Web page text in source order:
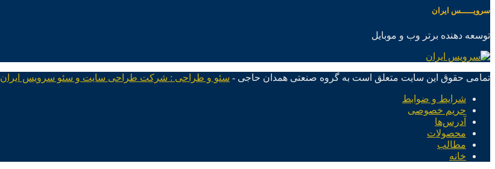
سرویـــــس ایران
توسعه دهنده برتر وب و موبایل
تمامی حقوق این سایت متعلق است به گروه صنعتی همدان حاجی - سئو و طراحی : شرکت طراحی سایت و سئو سرویس ایران
شرایط و ضوابط
حریم خصوصی
آدرس‌ها
محصولات
مطالب
خانه